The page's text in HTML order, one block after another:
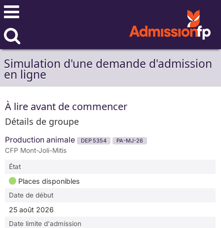
Simulation d'une demande d'admission
en ligne
À lire avant de commencer
Détails de groupe
Production animale DEP 5354 PA-MJ-26
CFP Mont-Joli-Mitis
État
Places disponibles
Date de début
25 août 2026
Date limite d'admission